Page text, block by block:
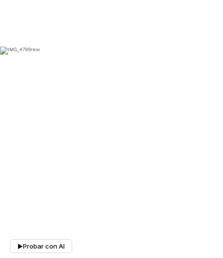
▶Probar con AI